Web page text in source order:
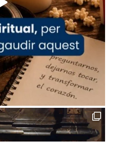
i Semproniana ens
de Tortosa, ha
la missa de Les